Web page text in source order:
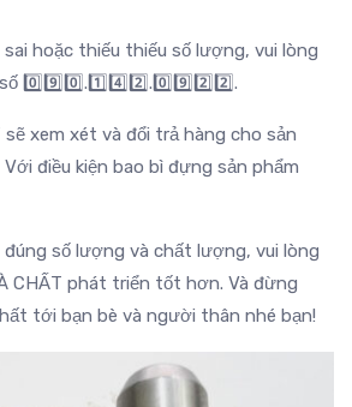
sai hoặc thiếu thiếu số lượng, vui lòng
0️⃣9️⃣0️⃣.1️⃣4️⃣2️⃣.0️⃣9️⃣2️⃣2️⃣.
sẽ xem xét và đổi trả hàng cho sản
điều kiện bao bì đựng sản phẩm
đúng số lượng và chất lượng, vui lòng
CHẤT phát triển tốt hơn. Và đừng
tới bạn bè và người thân nhé bạn!